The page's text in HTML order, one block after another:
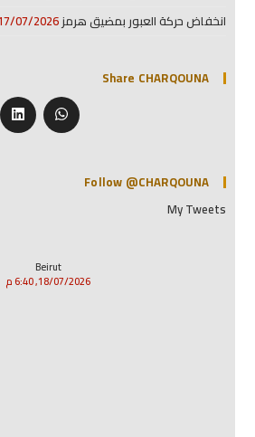
انخفاض حركة العبور بمضيق هرمز07/2026
Share CHARQOUNA
Follow @CHARQOUNA
My Tweets
Beirut
18/07/2026, 6:40 م